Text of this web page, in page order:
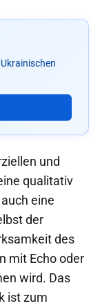
und
qualitativ
eine
der
des
mit Echo oder
wird. Das
ist zum